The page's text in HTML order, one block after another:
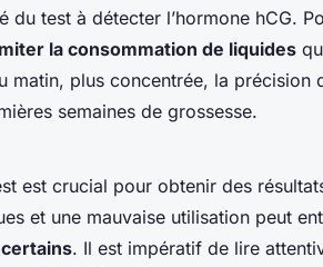
du test à détecter l’hormone hCG.
la consommation de liquides
matin, plus concentrée, la précision
semaines de grossesse.
est crucial pour obtenir des
et une mauvaise utilisation peut
. Il est impératif de lire